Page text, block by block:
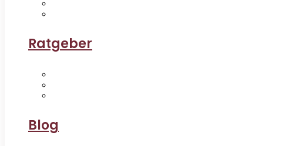
Ratgeber
Blog